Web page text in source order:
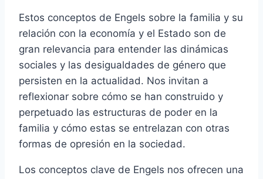
Estos conceptos de Engels sobre la familia y su
relación con la economía y el Estado son de
gran relevancia para entender las dinámicas
sociales y las desigualdades de género que
persisten en la actualidad. Nos invitan a
reflexionar sobre cómo se han construido y
perpetuado las estructuras de poder en la
familia y cómo estas se entrelazan con otras
formas de opresión en la sociedad.
Los conceptos clave de Engels nos ofrecen una